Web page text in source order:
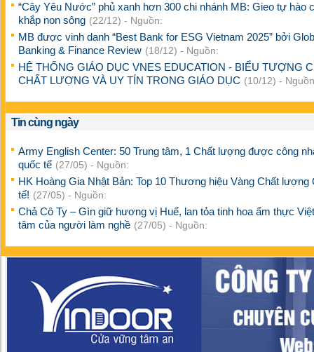
“Cây Yêu Nước” phủ xanh hơn 300 chi nhánh MB: Gieo tự hào
khắp non sông (22/12) - Nguồn:
MB được vinh danh “Best Bank for ESG Vietnam 2025” bởi
Banking & Finance Review (18/12) - Nguồn:
HỆ THỐNG GIÁO DỤC VNES EDUCATION - BIỂU TƯỢNG
CHẤT LƯỢNG VÀ UY TÍN TRONG GIÁO DỤC (10/12) -
Tin cùng ngày
Army English Center: 50 Trung tâm, 1 Chất lượng được công
quốc tế (27/05) - Nguồn:
HK Hoàng Gia Nhật Bản: Top 10 Thương hiệu Vàng Chất lượng
tế! (27/05) - Nguồn:
Chả Cô Ty – Gìn giữ hương vị Huế, lan tỏa tinh hoa ẩm thực
tâm của người làm nghề (27/05) - Nguồn: